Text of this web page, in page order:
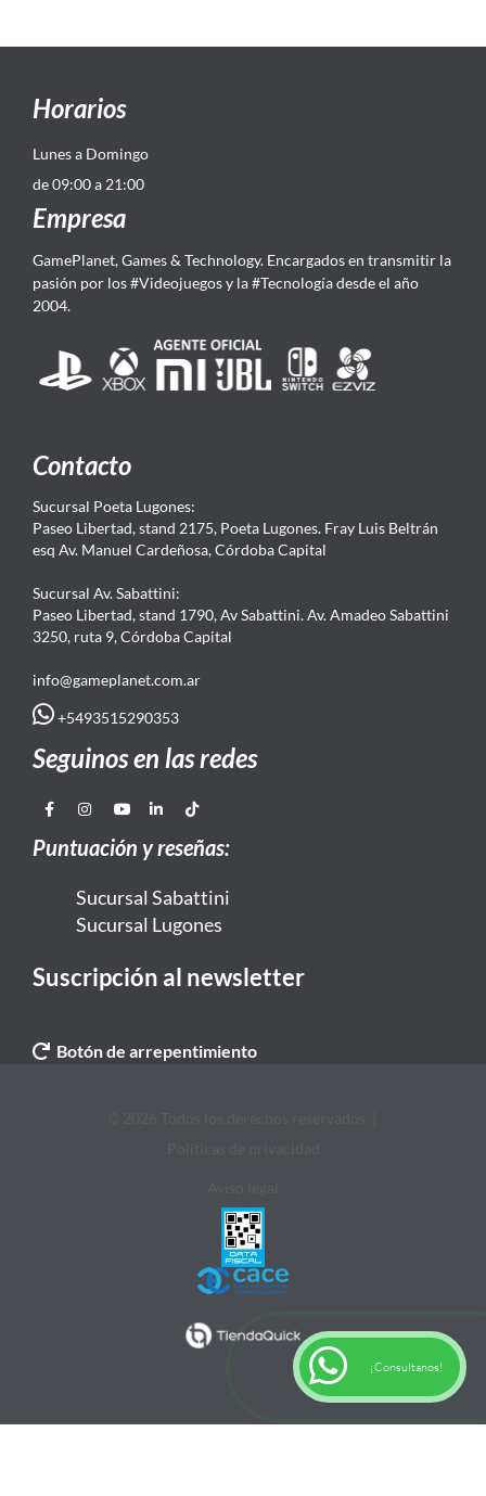
Horarios
Lunes a Domingo
de 09:00 a 21:00
Empresa
GamePlanet, Games & Technology. Encargados en transmitir la
pasión por los #Videojuegos y la #Tecnología desde el año
2004.
Contacto
Sucursal Poeta Lugones:
Paseo Libertad, stand 2175, Poeta Lugones. Fray Luis Beltrán
esq Av. Manuel Cardeñosa, Córdoba Capital
Sucursal Av. Sabattini:
Paseo Libertad, stand 1790, Av Sabattini. Av. Amadeo Sabattini
3250, ruta 9, Córdoba Capital
info@gameplanet.com.ar
+5493515290353
Seguinos en las redes
Puntuación y reseñas:
Sucursal Sabattini
Sucursal Lugones
Suscripción al newsletter
Botón de arrepentimiento
¡Consultanos!